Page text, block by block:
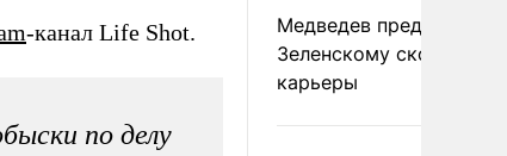
-канал Life Shot.
по делу
Медведев предрек
Зеленскому скорый
карьеры